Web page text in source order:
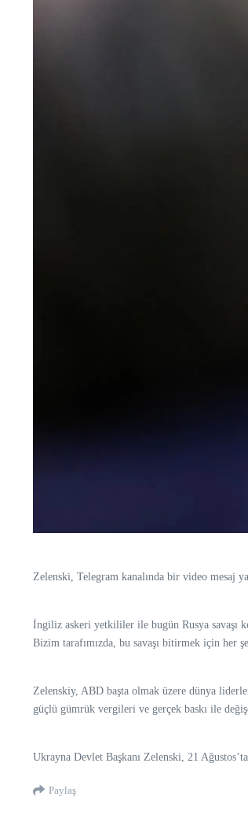
Zelenski, Telegram kanalında bir video mesaj
İngiliz askeri yetkililer ile bugün Rusya savaşı
Bizim tarafımızda, bu savaşı bitirmek için her
Zelenskiy, ABD başta olmak üzere dünya
güçlü gümrük vergileri ve gerçek baskı ile
Ukrayna Devlet Başkanı Zelenski, 21
Paylaş